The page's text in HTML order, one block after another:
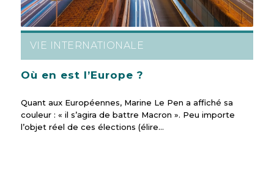
VIE INTERNATIONALE
Où en est l’Europe ?
Quant aux Européennes, Marine Le Pen a affiché sa
couleur : « il s’agira de battre Macron ». Peu importe
l’objet réel de ces élections (élire…